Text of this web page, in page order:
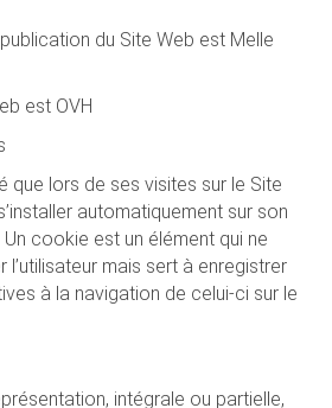
du Site Web est Melle
est OVH
que lors de ses visites sur le Site
automatiquement sur son
cookie est un élément qui ne
l’utilisateur mais sert à enregistrer
à la navigation de celui-ci sur le
intégrale ou partielle,